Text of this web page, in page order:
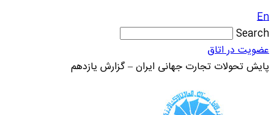
En
Search
عضویت در اتاق
پایش تحولات تجارت جهانی ایران – گزارش یازدهم